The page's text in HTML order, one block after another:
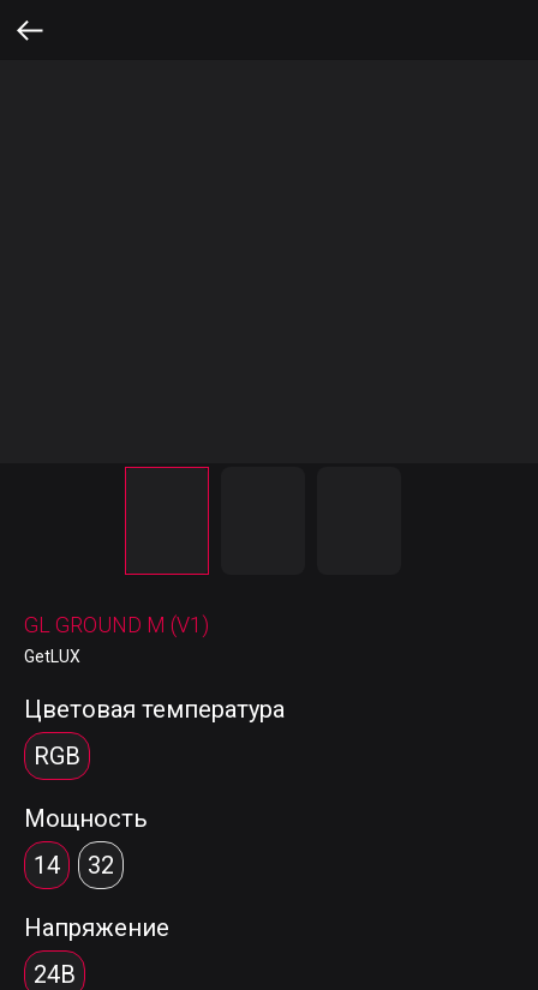
GL GROUND M (V1)
GetLUX
Цветовая температура
RGB
Мощность
14
32
Напряжение
24В